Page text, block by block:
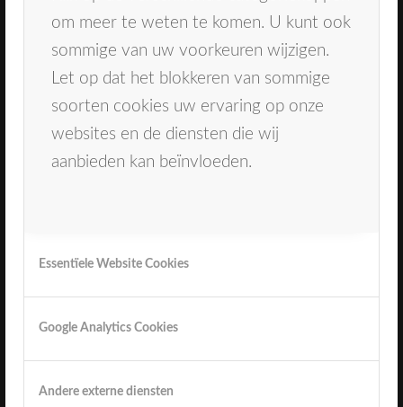
om meer te weten te komen. U kunt ook
sommige van uw voorkeuren wijzigen.
Let op dat het blokkeren van sommige
soorten cookies uw ervaring op onze
websites en de diensten die wij
aanbieden kan beïnvloeden.
Essentïele Website Cookies
Google Analytics Cookies
Andere externe diensten
Inschrijven
Spoeddienst
Bij spoedklachten kan er gebeld worden naar
de spoeddienst Dental365 . Tel: 0900-1515 (
0,9 euro per gesprek)
en oudjaar. 24 December alleen spoeddienst.